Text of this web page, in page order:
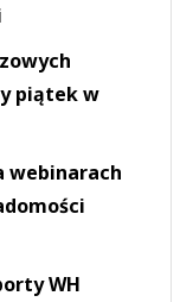
piątek w
webinarach
WH